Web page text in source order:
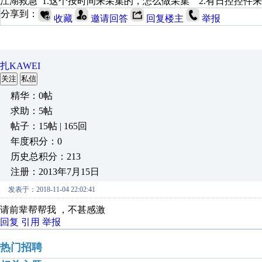
分享到：
收藏 邀请回答 回复楼主 举报
扎KAWEI
关注 私信
精华：0帖
求助：5帖
帖子：15帖 | 165回
年度积分：0
历史总积分：213
注册：2013年7月15日
发表于：2018-11-04 22:02:41
请前辈帮帮我 ，不甚感激
回复 引用 举报
热门招聘